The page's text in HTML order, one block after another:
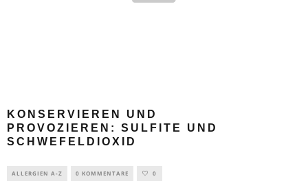
KONSERVIEREN UND
PROVOZIEREN: SULFITE UND
SCHWEFELDIOXID
ALLERGIEN A-Z 0 KOMMENTARE 0